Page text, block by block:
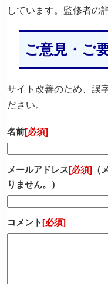
しています。監修者の
ご意見・ご
サイト改善のため、誤
ださい。
名前[必須]
メールアドレス[必須] （
りません。）
コメント[必須]